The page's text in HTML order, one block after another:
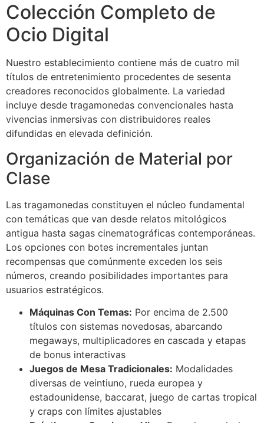
Colección Completo de
Ocio Digital
Nuestro establecimiento contiene más de cuatro mil
títulos de entretenimiento procedentes de sesenta
creadores reconocidos globalmente. La variedad
incluye desde tragamonedas convencionales hasta
vivencias inmersivas con distribuidores reales
difundidas en elevada definición.
Organización de Material por
Clase
Las tragamonedas constituyen el núcleo fundamental
con temáticas que van desde relatos mitológicos
antigua hasta sagas cinematográficas contemporáneas.
Los opciones con botes incrementales juntan
recompensas que comúnmente exceden los seis
números, creando posibilidades importantes para
usuarios estratégicos.
Máquinas Con Temas: Por encima de 2.500
títulos con sistemas novedosas, abarcando
megaways, multiplicadores en cascada y etapas
de bonus interactivas
Juegos de Mesa Tradicionales: Modalidades
diversas de veintiuno, rueda europea y
estadounidense, baccarat, juego de cartas tropical
y craps con límites ajustables